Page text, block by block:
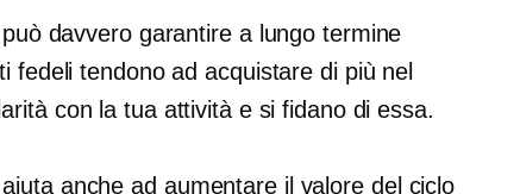
davvero garantire a lungo termine
fedeli tendono ad acquistare di più nel
con la tua attività e si fidano di essa.
anche ad aumentare il valore del ciclo